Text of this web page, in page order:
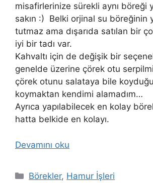
misafirlerinize sürekli aynı böreği
sakın :) Belki orjinal su böreğinin
tutmaz ama dışarıda satılan bir
iyi bir tadı var.
Kahvaltı için de değişik bir
genelde üzerine çörek otu
çörek otunu salataya bile
koymaktan kendimi alamadım…
Ayrıca yapılabilecek en kolay
hatta belkide en kolayı.
Devamını oku
Kategoriler
Börekler, Hamur İşleri